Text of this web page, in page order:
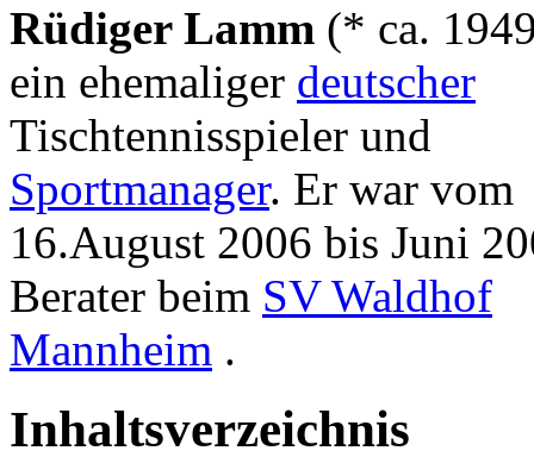
Rüdiger Lamm (* ca.
ein ehemaliger deutscher
Tischtennisspieler und
Sportmanager. Er war vom
16.August 2006 bis Juni
Berater beim SV Waldhof
Mannheim .
Inhaltsverzeichnis